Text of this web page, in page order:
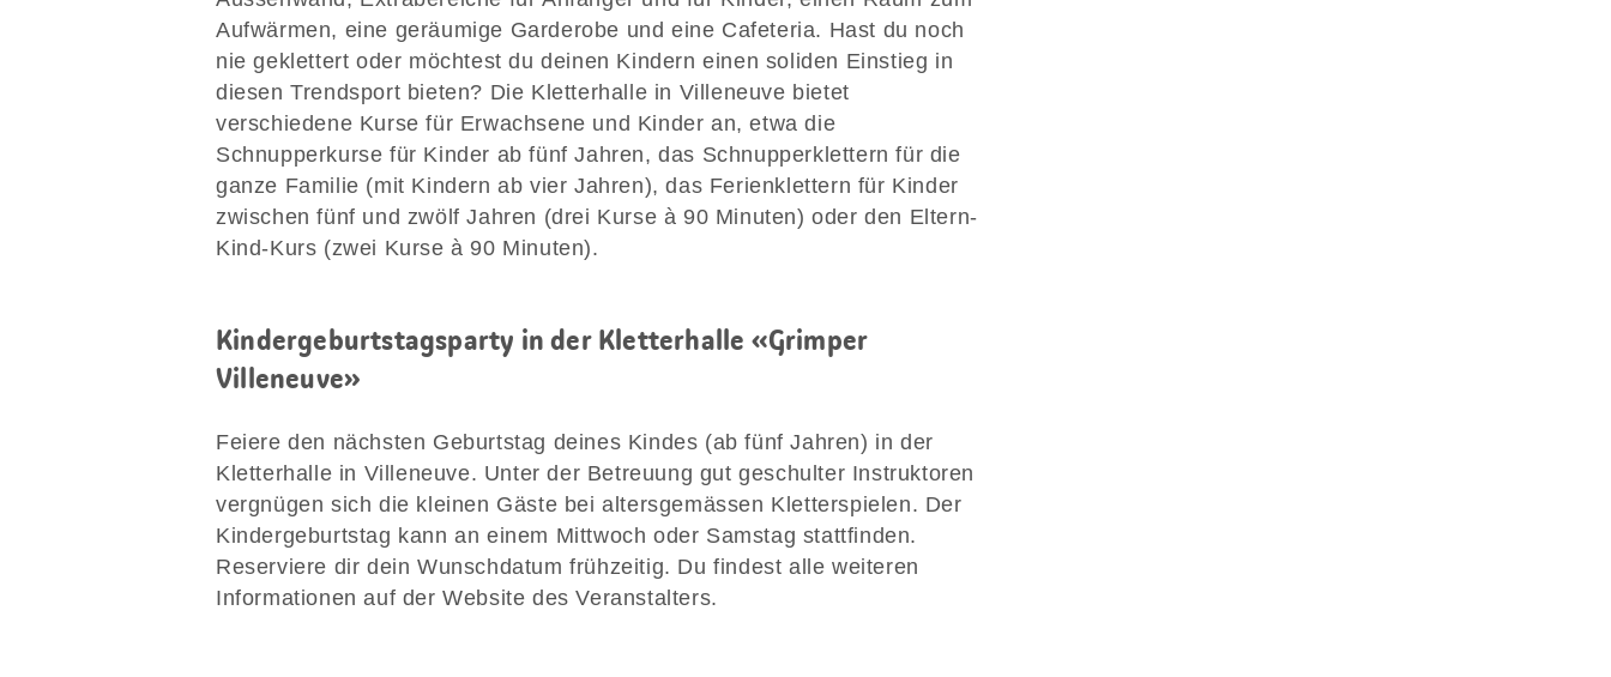
Aufwärmen, eine geräumige Garderobe und eine Cafeteria. Hast du noch
nie geklettert oder möchtest du deinen Kindern einen soliden Einstieg in
diesen Trendsport bieten? Die Kletterhalle in Villeneuve bietet
verschiedene Kurse für Erwachsene und Kinder an, etwa die
Schnupperkurse für Kinder ab fünf Jahren, das Schnupperklettern für die
ganze Familie (mit Kindern ab vier Jahren), das Ferienklettern für Kinder
zwischen fünf und zwölf Jahren (drei Kurse à 90 Minuten) oder den Eltern-
Kind-Kurs (zwei Kurse à 90 Minuten).
Kindergeburtstagsparty in der Kletterhalle «Grimper
Villeneuve»
Feiere den nächsten Geburtstag deines Kindes (ab fünf Jahren) in der
Kletterhalle in Villeneuve. Unter der Betreuung gut geschulter Instruktoren
vergnügen sich die kleinen Gäste bei altersgemässen Kletterspielen. Der
Kindergeburtstag kann an einem Mittwoch oder Samstag stattfinden.
Reserviere dir dein Wunschdatum frühzeitig. Du findest alle weiteren
Informationen auf der Website des Veranstalters.